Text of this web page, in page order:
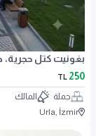
بغونيت كتل حجرية،
250
TL
جملة
المالك
Urla, İzmir